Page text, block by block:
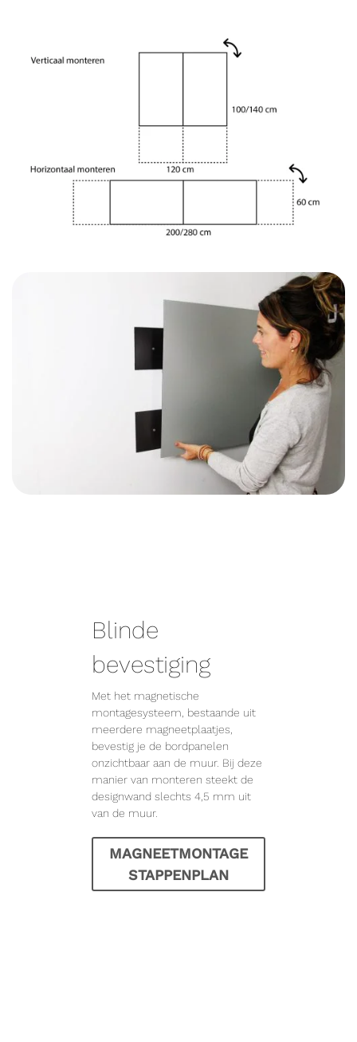
Blinde
bevestiging
Met het magnetische
montagesysteem, bestaande uit
meerdere magneetplaatjes,
bevestig je de bordpanelen
onzichtbaar aan de muur. Bij deze
manier van monteren steekt de
designwand slechts 4,5 mm uit
van de muur.
MAGNEETMONTAGE
STAPPENPLAN